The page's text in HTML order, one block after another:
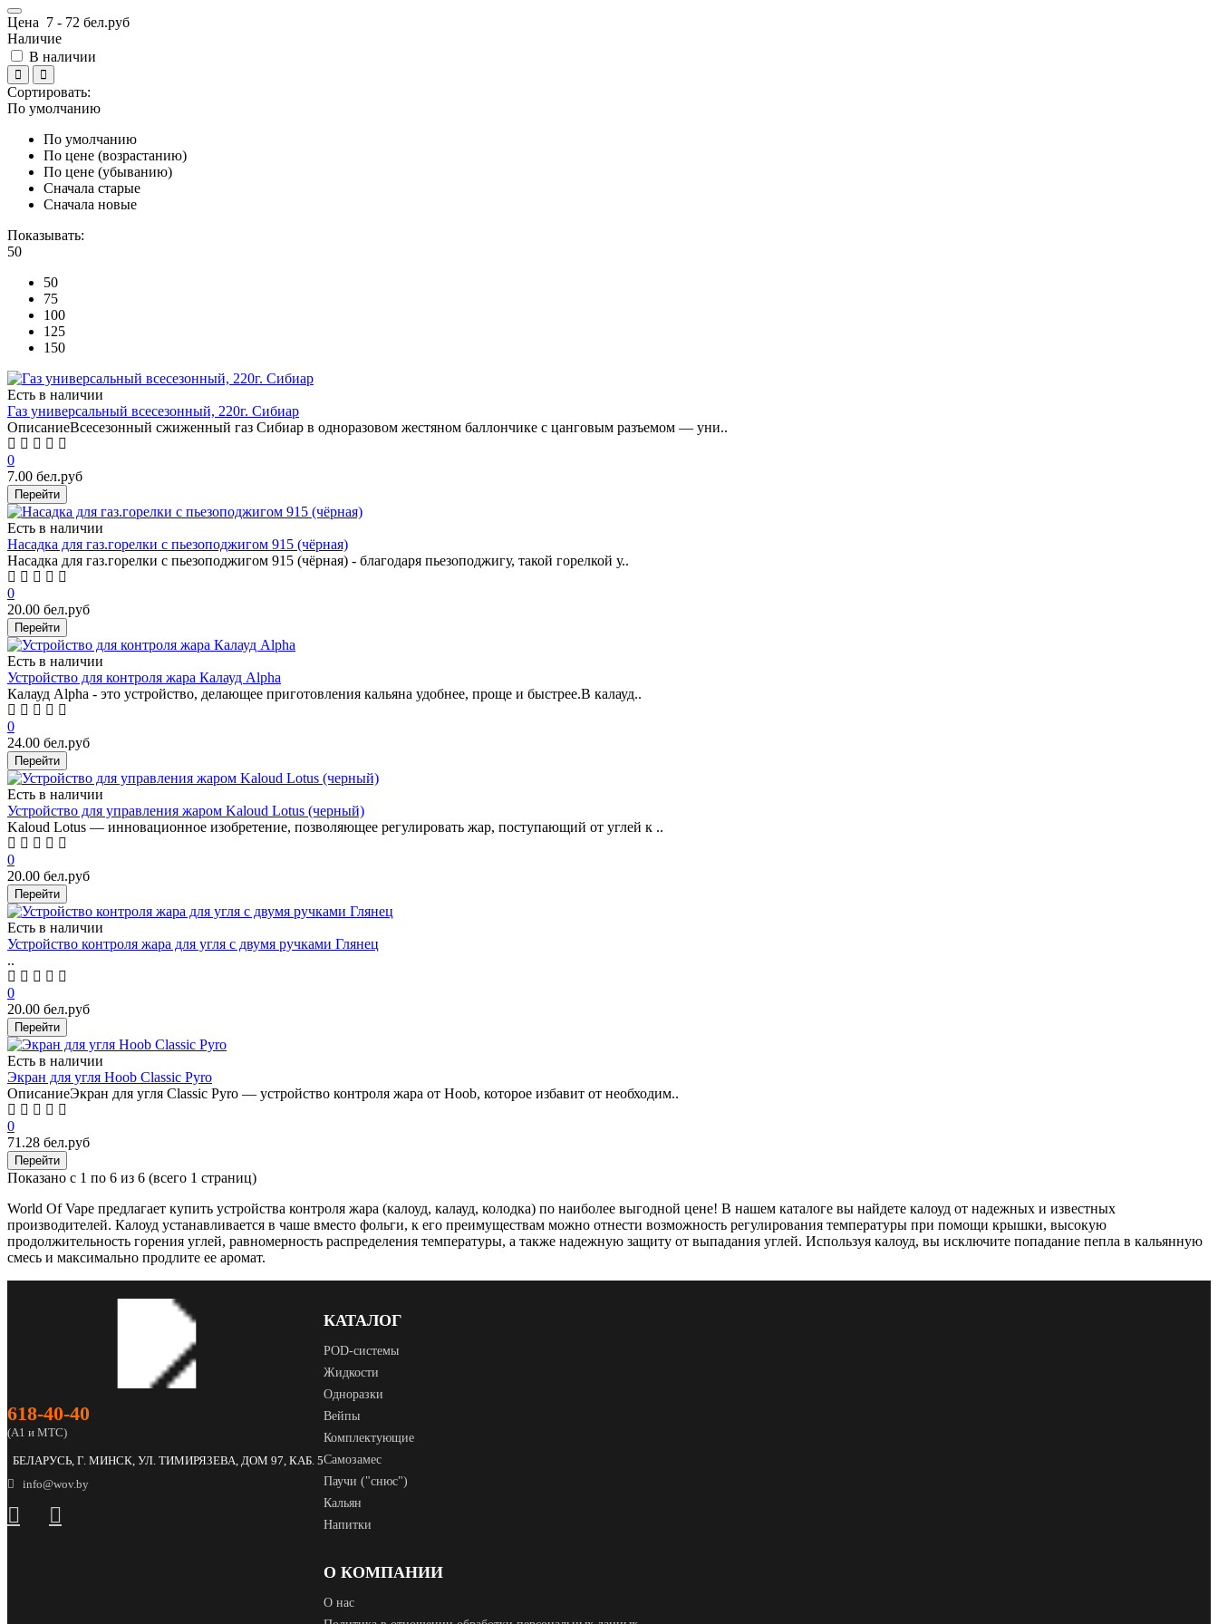
Цена 7 - 72 бел.руб
Наличие
В наличии
Сортировать:
По умолчанию
По умолчанию
По цене (возрастанию)
По цене (убыванию)
Сначала старые
Сначала новые
Показывать:
50
50
75
100
125
150
Есть в наличии
Газ универсальный всесезонный, 220г. Сибиар
ОписаниеВсесезонный сжиженный газ Сибиар в одноразовом жестяном баллончике с цанговым разъемом — уни..
0
7.00 бел.руб
Перейти
Есть в наличии
Насадка для газ.горелки с пьезоподжигом 915 (чёрная)
Насадка для газ.горелки с пьезоподжигом 915 (чёрная) - благодаря пьезоподжигу, такой горелкой у..
0
20.00 бел.руб
Перейти
Есть в наличии
Устройство для контроля жара Калауд Alpha
Калауд Alpha - это устройство, делающее приготовления кальяна удобнее, проще и быстрее.В калауд..
0
24.00 бел.руб
Перейти
Есть в наличии
Устройство для управления жаром Kaloud Lotus (черный)
Kaloud Lotus — инновационное изобретение, позволяющее регулировать жар, поступающий от углей к ..
0
20.00 бел.руб
Перейти
Есть в наличии
Устройство контроля жара для угля с двумя ручками Глянец
..
0
20.00 бел.руб
Перейти
Есть в наличии
Экран для угля Hoob Classic Pyro
ОписаниеЭкран для угля Classic Pyro — устройство контроля жара от Hoob, которое избавит от необходим..
0
71.28 бел.руб
Перейти
Показано с 1 по 6 из 6 (всего 1 страниц)
World Of Vape предлагает купить устройства контроля жара (калоуд, калауд, колодка) по наиболее выгодной цене! В нашем каталоге вы найдете калоуд от надежных и известных
производителей. Калоуд устанавливается в чаше вместо фольги, к его преимуществам можно отнести возможность регулирования температуры при помощи крышки, высокую
продолжительность горения углей, равномерность распределения температуры, а также надежную защиту от выпадания углей. Используя калоуд, вы исключите попадание пепла в кальянную
смесь и максимально продлите ее аромат.
618‑40‑40
(А1 и МТС)
БЕЛАРУСЬ, Г. МИНСК, УЛ. ТИМИРЯЗЕВА, ДОМ 97, КАБ. 5
info@wov.by
КАТАЛОГ
POD‑системы
Жидкости
Одноразки
Вейпы
Комплектующие
Самозамес
Паучи ("снюс")
Кальян
Напитки
О КОМПАНИИ
О нас